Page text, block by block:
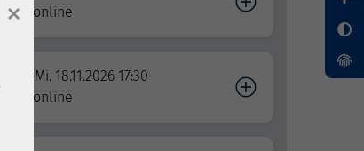
online
Mi. 18.11.2026 17:30
online
×